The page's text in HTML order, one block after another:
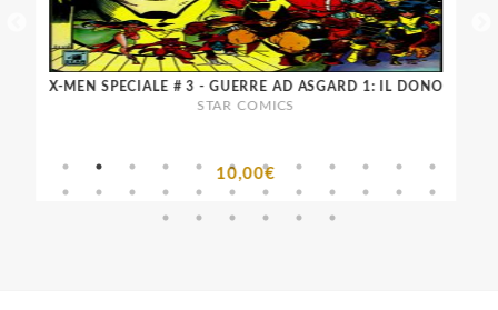
X-MEN SPECIALE # 3 - GUERRE AD ASGARD 1: IL DONO
STAR COMICS
10,00€